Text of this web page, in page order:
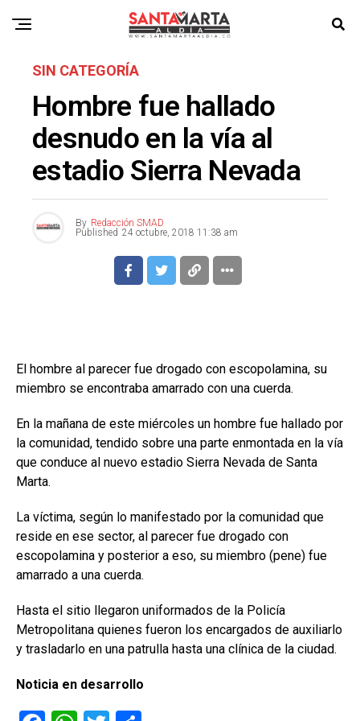
SIN CATEGORÍA
Hombre fue hallado
desnudo en la vía al
estadio Sierra Nevada
By Redacción SMAD
Published 24 octubre, 2018 11:38 am
El hombre al parecer fue drogado con escopolamina, su
miembro se encontraba amarrado con una cuerda.
En la mañana de este miércoles un hombre fue hallado por
la comunidad, tendido sobre una parte enmontada en la vía
que conduce al nuevo estadio Sierra Nevada de Santa
Marta.
La víctima, según lo manifestado por la comunidad que
reside en ese sector, al parecer fue drogado con
escopolamina y posterior a eso, su miembro (pene) fue
amarrado a una cuerda.
Hasta el sitio llegaron uniformados de la Policía
Metropolitana quienes fueron los encargados de auxiliarlo
y trasladarlo en una patrulla hasta una clínica de la ciudad.
Noticia en desarrollo